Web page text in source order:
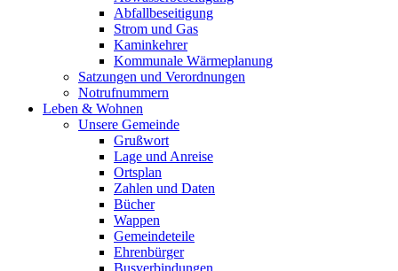
Abfallbeseitigung
Strom und Gas
Kaminkehrer
Kommunale Wärmeplanung
Satzungen und Verordnungen
Notrufnummern
Leben & Wohnen
Unsere Gemeinde
Grußwort
Lage und Anreise
Ortsplan
Zahlen und Daten
Bücher
Wappen
Gemeindeteile
Ehrenbürger
Busverbindungen